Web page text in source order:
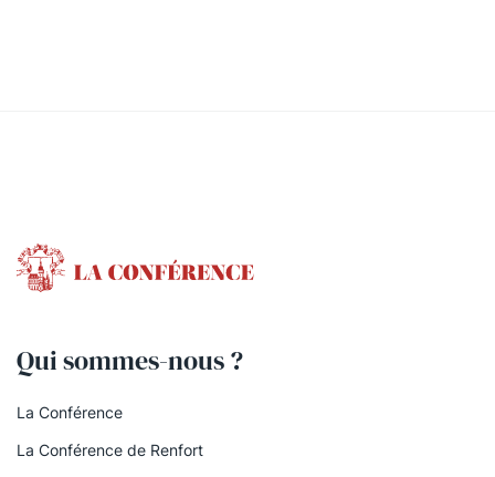
Qui sommes-nous ?
La Conférence
La Conférence de Renfort